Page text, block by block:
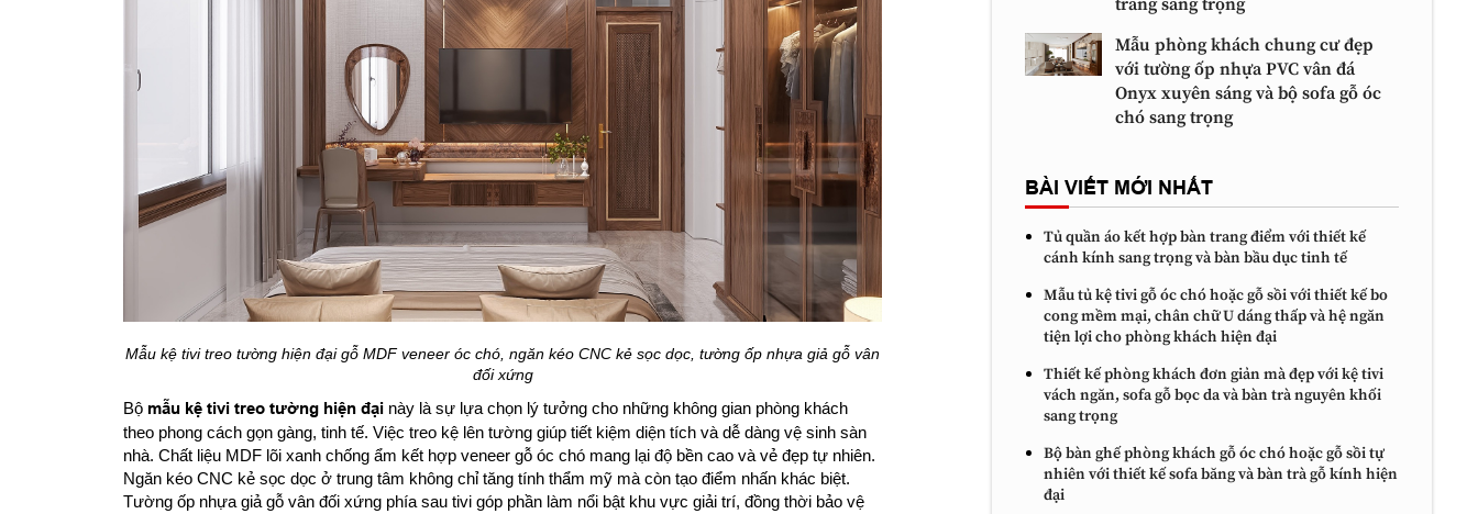
Mẫu kệ tivi treo tường hiện đại gỗ MDF veneer óc chó, ngăn kéo CNC kẻ sọc dọc, tường ốp nhựa giả gỗ vân
đối xứng
Bộ mẫu kệ tivi treo tường hiện đại này là sự lựa chọn lý tưởng cho những không gian phòng khách
theo phong cách gọn gàng, tinh tế. Việc treo kệ lên tường giúp tiết kiệm diện tích và dễ dàng vệ sinh sàn
nhà. Chất liệu MDF lõi xanh chống ẩm kết hợp veneer gỗ óc chó mang lại độ bền cao và vẻ đẹp tự nhiên.
Ngăn kéo CNC kẻ sọc dọc ở trung tâm không chỉ tăng tính thẩm mỹ mà còn tạo điểm nhấn khác biệt.
Tường ốp nhựa giả gỗ vân đối xứng phía sau tivi góp phần làm nổi bật khu vực giải trí, đồng thời bảo vệ
trắng sang trọng
Mẫu phòng khách chung cư đẹp
với tường ốp nhựa PVC vân đá
Onyx xuyên sáng và bộ sofa gỗ óc
chó sang trọng
BÀI VIẾT MỚI NHẤT
Tủ quần áo kết hợp bàn trang điểm với thiết kế
cánh kính sang trọng và bàn bầu dục tinh tế
Mẫu tủ kệ tivi gỗ óc chó hoặc gỗ sồi với thiết kế bo
cong mềm mại, chân chữ U dáng thấp và hệ ngăn
tiện lợi cho phòng khách hiện đại
Thiết kế phòng khách đơn giản mà đẹp với kệ tivi
vách ngăn, sofa gỗ bọc da và bàn trà nguyên khối
sang trọng
Bộ bàn ghế phòng khách gỗ óc chó hoặc gỗ sồi tự
nhiên với thiết kế sofa băng và bàn trà gỗ kính hiện
đại